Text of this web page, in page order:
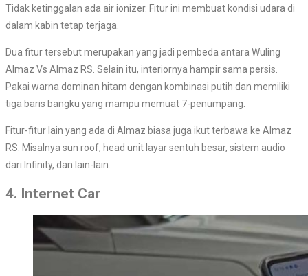
Tidak ketinggalan ada air ionizer. Fitur ini membuat kondisi udara di
dalam kabin tetap terjaga.
Dua fitur tersebut merupakan yang jadi pembeda antara Wuling
Almaz Vs Almaz RS. Selain itu, interiornya hampir sama persis.
Pakai warna dominan hitam dengan kombinasi putih dan memiliki
tiga baris bangku yang mampu memuat 7-penumpang.
Fitur-fitur lain yang ada di Almaz biasa juga ikut terbawa ke Almaz
RS. Misalnya sun roof, head unit layar sentuh besar, sistem audio
dari Infinity, dan lain-lain.
4. Internet Car